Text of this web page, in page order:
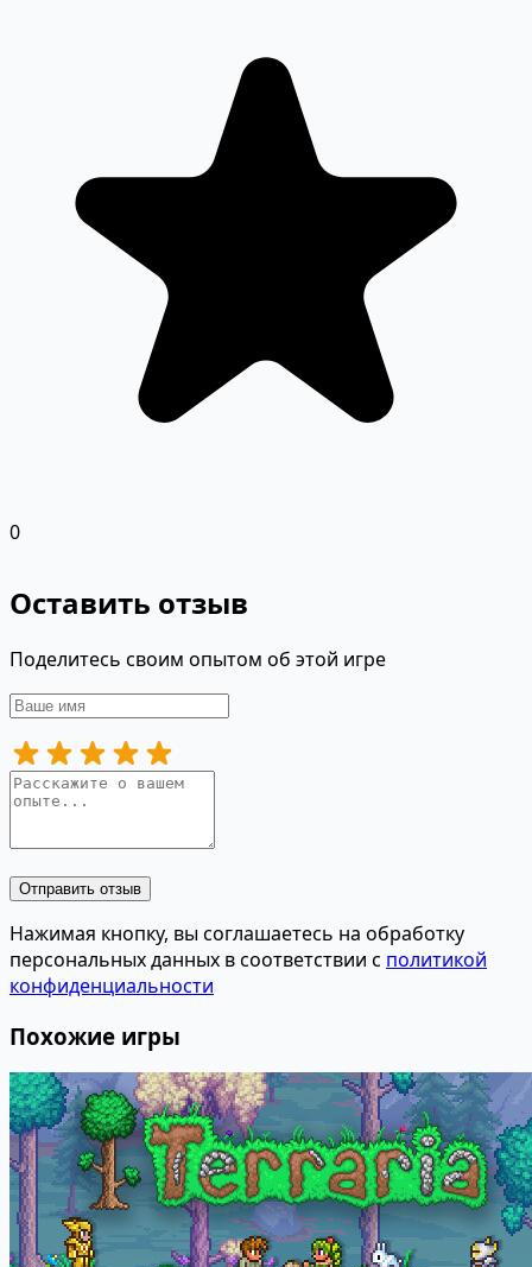
0
Оставить отзыв
Поделитесь своим опытом об этой игре
Отправить отзыв
Нажимая кнопку, вы соглашаетесь на обработку
персональных данных в соответствии с политикой
конфиденциальности
Похожие игры